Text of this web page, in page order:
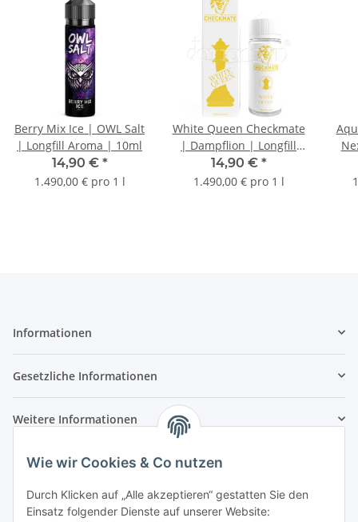
Berry Mix Ice | OWL Salt
| Longfill Aroma | 10ml
14,90 € *
1.490,00 € pro 1 l
White Queen Checkmate
| Dampflion | Longfill
Aroma | 10ml
14,90 € *
1.490,00 € pro 1 l
Informationen
Gesetzliche Informationen
Weitere Informationen
Wie wir Cookies & Co nutzen
Durch Klicken auf „Alle akzeptieren“ gestatten Sie den
Einsatz folgender Dienste auf unserer Website: